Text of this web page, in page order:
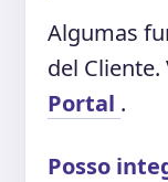
Algumas
del
Portal .
Posso